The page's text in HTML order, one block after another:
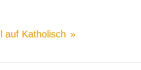
auf Katholisch